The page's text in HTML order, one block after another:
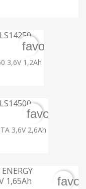
3,6V 1,2Ah
3,6V 2,6Ah